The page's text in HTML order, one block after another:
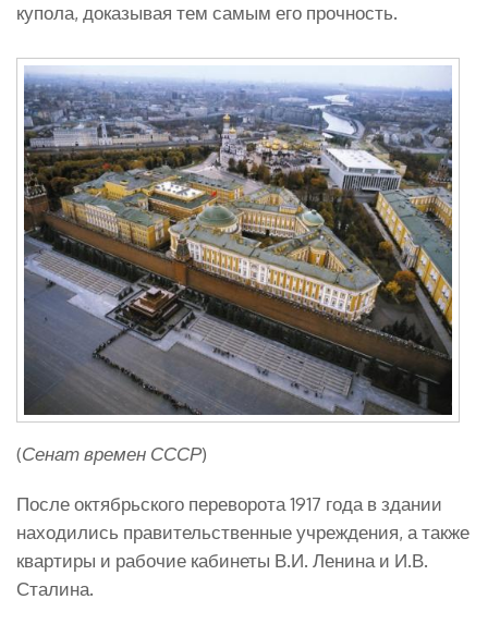
купола, доказывая тем самым его прочность.
(Сенат времен СССР)
После октябрьского переворота 1917 года в здании
находились правительственные учреждения, а также
квартиры и рабочие кабинеты В.И. Ленина и И.В.
Сталина.